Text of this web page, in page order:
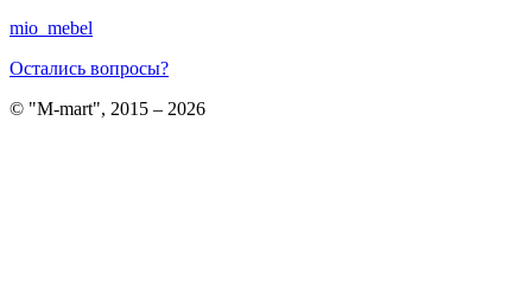
mio_mebel
Остались вопросы?
© "M-mart", 2015 – 2026